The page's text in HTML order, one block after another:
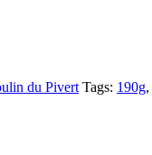
du Pivert Tags: 190g,